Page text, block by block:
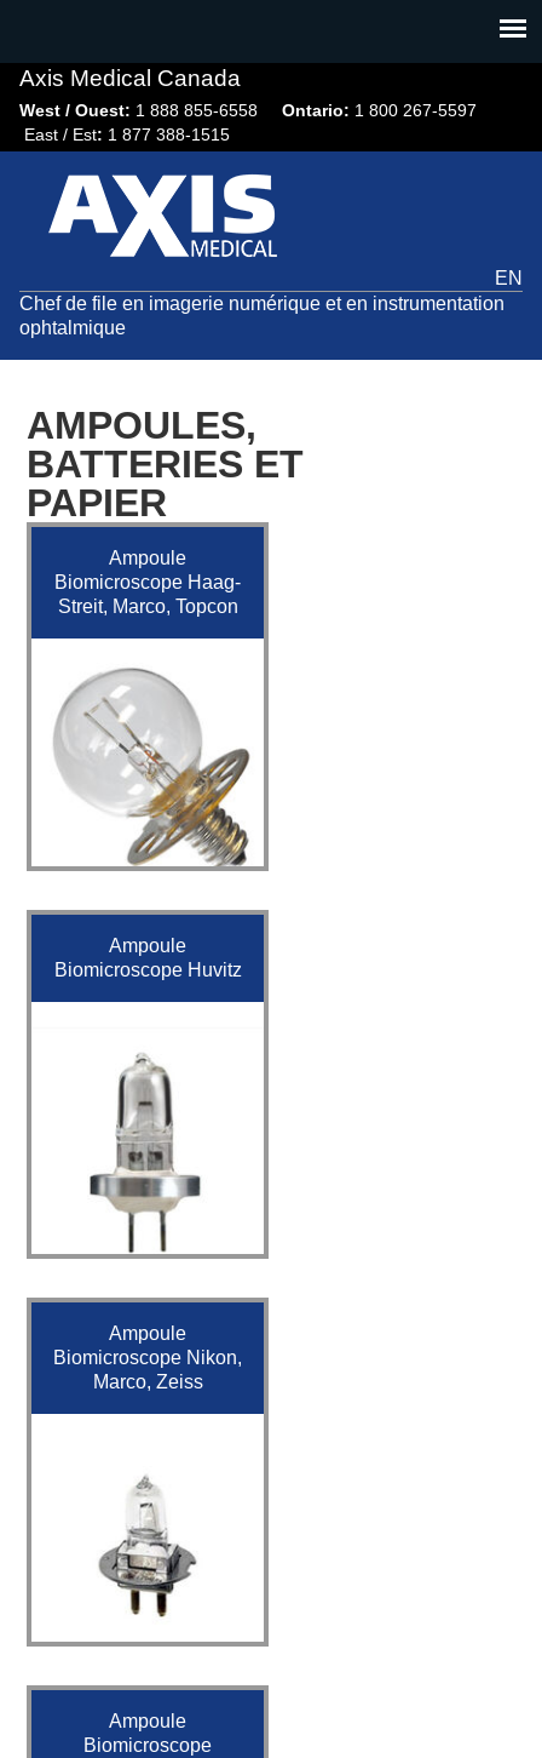
navigation
Axis Medical Canada
West / Ouest: 1 888 855-6558​ Ontario: 1 800 267-5597
East / Est: 1 877 388-1515
EN
Chef de file en imagerie numérique et en instrumentation
ophtalmique
AMPOULES,
BATTERIES ET
PAPIER
Ampoule
Biomicroscope Haag-
Streit, Marco, Topcon
Ampoule
Biomicroscope Huvitz
Ampoule
Biomicroscope Nikon,
Marco, Zeiss
Ampoule
Biomicroscope